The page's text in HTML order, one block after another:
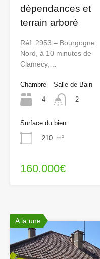
dépendances et
terrain arboré
Réf. 2953 – Bourgogne
Nord, à 10 minutes de
Clamecy,…
Chambre
4
Salle de Bain
2
Surface du bien
210 m²
160.000€
A la une